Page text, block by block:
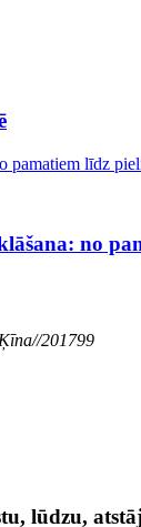
no
201799
lūdzu,